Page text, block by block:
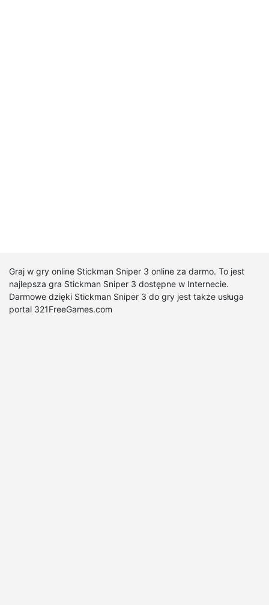
Graj w gry online Stickman Sniper 3 online za darmo. To jest
najlepsza gra Stickman Sniper 3 dostępne w Internecie.
Darmowe dzięki Stickman Sniper 3 do gry jest także usługa
portal 321FreeGames.com